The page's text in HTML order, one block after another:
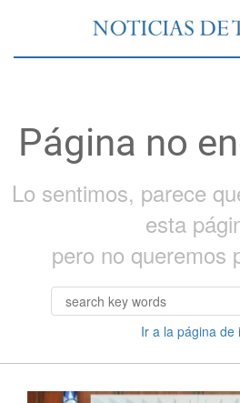
Página no
Lo sentimos, parece
esta
pero no queremos
Ir a la página de